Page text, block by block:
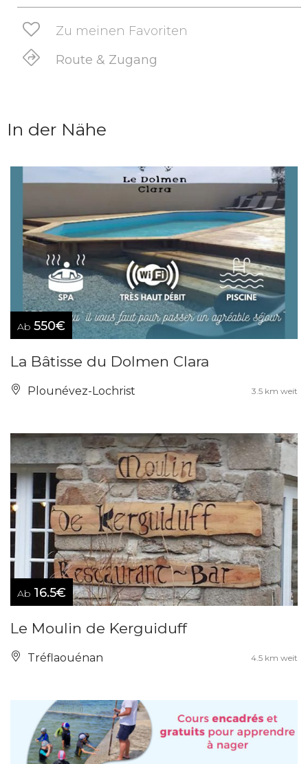
Zu meinen Favoriten
Route & Zugang
In der Nähe
Ab 550€
La Bâtisse du Dolmen Clara
Plounévez-Lochrist 3.5 km weit
Ab 16.5€
Le Moulin de Kerguiduff
Tréflaouénan 4.5 km weit